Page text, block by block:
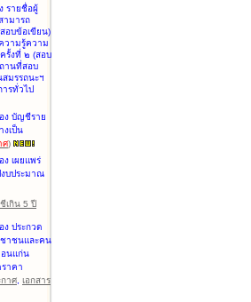
รายชื่อผู้
ามารถ
อบข้อเขียน)
วามรู้ความ
รั้งที่ ๒ (สอบ
านที่สอบ
สมรรถนะฯ
ารทั่วไป
ง บัญชีราย
งเป็น
ศ)
ง เผยแพร่
บประมาณ
เกิน 5 ปี
ง ประกวด
ชาชนและคน
นแก่น
าคา
กาศ, เอกสาร